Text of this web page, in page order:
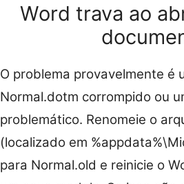
Word trava ao
O problema provavelmente é
Normal.dotm corrompido ou
problemático. Renomeie o
(localizado em
para Normal.old e reinicie o